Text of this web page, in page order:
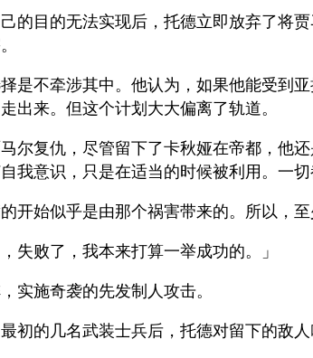
的目的无法实现后，托德立即放弃了将
是不牵涉其中。他认为，如果他能受到
出来。但这个计划大大偏离了轨道。
尔复仇，尽管留下了卡秋娅在帝都，他
我意识，只是在适当的时候被利用。一切
开始似乎是由那个祸害带来的。所以，
，失败了，我本来打算一举成功的。」
实施奇袭的先发制人攻击。
初的几名武装士兵后，托德对留下的敌人